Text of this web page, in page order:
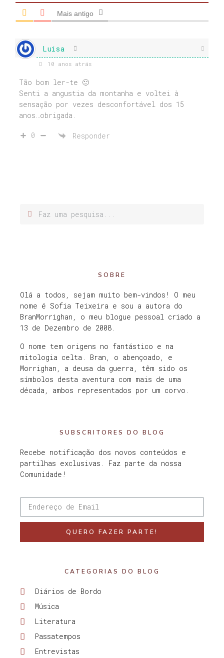
Mais antigo
Luisa
10 anos atrás
Tão bom ler-te 🙂
Senti a angustia da montanha e voltei à
sensação por vezes desconfortável dos 15
anos…obrigada.
0 Responder
SOBRE
Olá a todos, sejam muito bem-vindos! O meu
nome é Sofia Teixeira e sou a autora do
BranMorrighan, o meu blogue pessoal criado a
13 de Dezembro de 2008.
O nome tem origens no fantástico e na
mitologia celta. Bran, o abençoado, e
Morrighan, a deusa da guerra, têm sido os
símbolos desta aventura com mais de uma
década, ambos representados por um corvo.
SUBSCRITORES DO BLOG
Recebe notificação dos novos conteúdos e
partilhas exclusivas. Faz parte da nossa
Comunidade!
QUERO FAZER PARTE!
CATEGORIAS DO BLOG
Diários de Bordo
Música
Literatura
Passatempos
Entrevistas